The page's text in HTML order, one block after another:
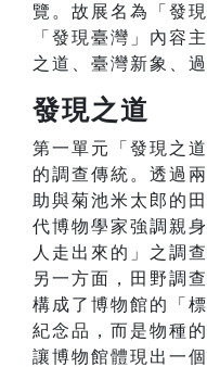
覽。故展名為「發現
「發現臺灣」內容
之道、臺灣新象、
發現之道
第一單元「發現之
的調查傳統。透過
助與菊池米太郎的
代博物學家強調親
人走出來的」之調查
另一方面，田野調
構成了博物館的「
紀念品，而是物種
讓博物館體現出一